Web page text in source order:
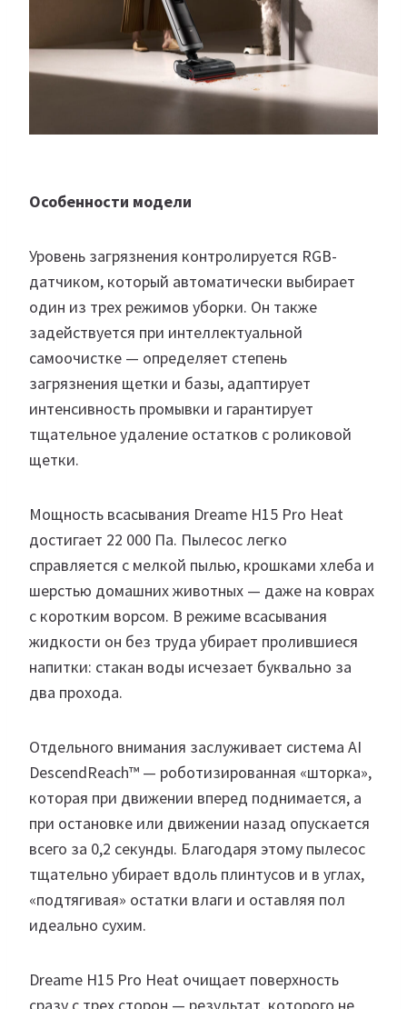
Особенности модели
Уровень загрязнения контролируется RGB-
датчиком, который автоматически выбирает
один из трех режимов уборки. Он также
задействуется при интеллектуальной
самоочистке — определяет степень
загрязнения щетки и базы, адаптирует
интенсивность промывки и гарантирует
тщательное удаление остатков с роликовой
щетки.
Мощность всасывания Dreame H15 Pro Heat
достигает 22 000 Па. Пылесос легко
справляется с мелкой пылью, крошками хлеба и
шерстью домашних животных — даже на коврах
с коротким ворсом. В режиме всасывания
жидкости он без труда убирает пролившиеся
напитки: стакан воды исчезает буквально за
два прохода.
Отдельного внимания заслуживает система AI
DescendReach™ — роботизированная «шторка»,
которая при движении вперед поднимается, а
при остановке или движении назад опускается
всего за 0,2 секунды. Благодаря этому пылесос
тщательно убирает вдоль плинтусов и в углах,
«подтягивая» остатки влаги и оставляя пол
идеально сухим.
Dreame H15 Pro Heat очищает поверхность